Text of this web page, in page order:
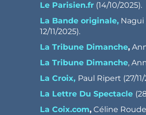
Le Parisien.fr (14/10/2025).
La Bande originale, Nagui
12/11/2025).
La Tribune Dimanche,
La Tribune Dimanche,
La Croix, Paul Ripert (27/
La Lettre Du Spectacle
La Coix.com, Céline